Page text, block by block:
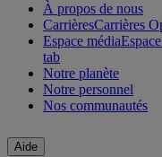
À propos de nous
CarrièresCarrières
Espace média
tab
Notre planète
Notre personnel
Nos communautés
Aide